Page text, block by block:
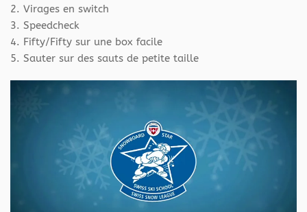
2. Virages en switch
3. Speedcheck
4. Fifty/Fifty sur une box facile
5. Sauter sur des sauts de petite taille